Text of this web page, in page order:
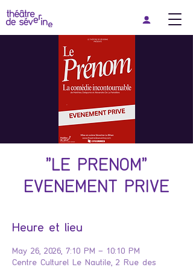
"LE PRENOM"
EVENEMENT PRIVE
Heure et lieu
May 26, 2026, 7:10 PM – 10:10 PM
Centre Culturel Le Nautile, 2 Rue des